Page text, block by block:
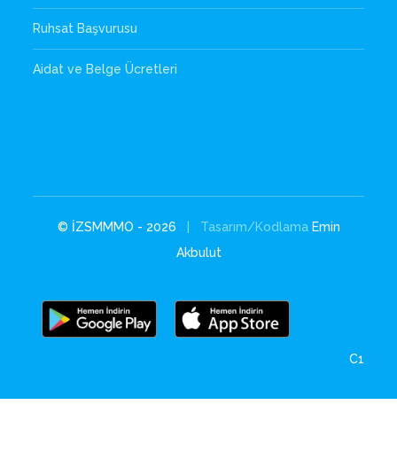
Ruhsat Başvurusu
Aidat ve Belge Ücretleri
© İZSMMMO - 2026 | Tasarım/Kodlama Emin
Akbulut
C1